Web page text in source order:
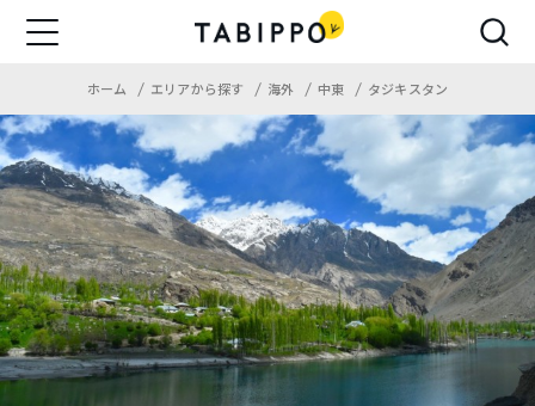
ホーム エリアから探す 海外 中東 タジキスタン